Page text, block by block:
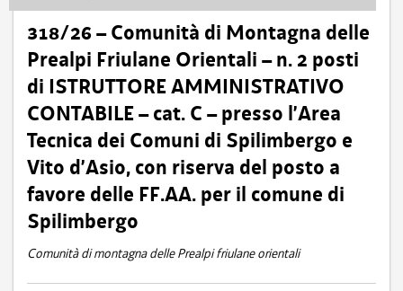
318/26 – Comunità di Montagna delle
Prealpi Friulane Orientali – n. 2 posti
di ISTRUTTORE AMMINISTRATIVO
CONTABILE – cat. C – presso l’Area
Tecnica dei Comuni di Spilimbergo e
Vito d’Asio, con riserva del posto a
favore delle FF.AA. per il comune di
Spilimbergo
Comunità di montagna delle Prealpi friulane orientali